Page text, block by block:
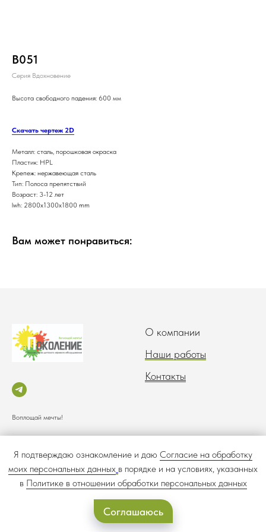
В051
Серия Вдохновение
Высота свободного падения: 600 мм
Скачать чертеж 2D
Металл: сталь, порошковая окраска
Пластик: HPL
Крепеж: нержавеющая сталь
Тип: Полоса препятствий
Возраст: 3-12 лет
lwh: 2800x1300x1800 mm
Вам может понравиться:
Воплощай мечты!
О компании
Наши работы
Контакты
Согласие на обработку
персональных данных
Политика обработки
персональных данных
Я подтверждаю ознакомление и даю Согласие на обработку
моих персональных данных в порядке и на условиях, указанных
в Политике в отношении обработки персональных данных
Соглашаюсь